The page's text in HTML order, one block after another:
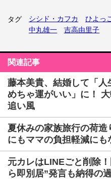
タグ シシド・カフカ ひよっこ
中丸雄一
吉高由里子
関連記事
藤本美貴、結婚して「
めちゃ運がいい」に！
追い風
夏休みの家族旅行の荷
にもママの負担軽減にも
元カレはLINEごと削除
ら即別居”発言も納得の